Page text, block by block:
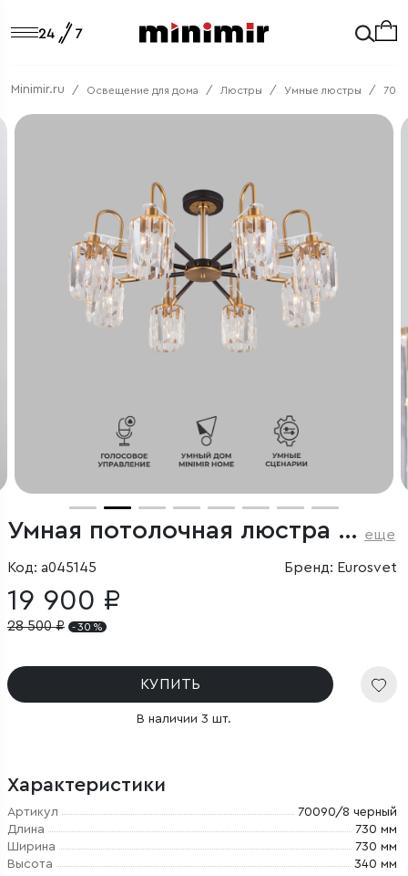
Minimir.ru Освещение для дома Люстры Умные люстры
Умная потолочная люстра с хрусталем в стиле лофт еще
Код: a045145 Бренд: Eurosvet
19 900 ₽
28 500₽ - 30 %
КУПИТЬ
В наличии 3 шт.
Характеристики
Артикул
70090/8 черный
Длина
730 мм
Ширина
730 мм
Высота
340 мм